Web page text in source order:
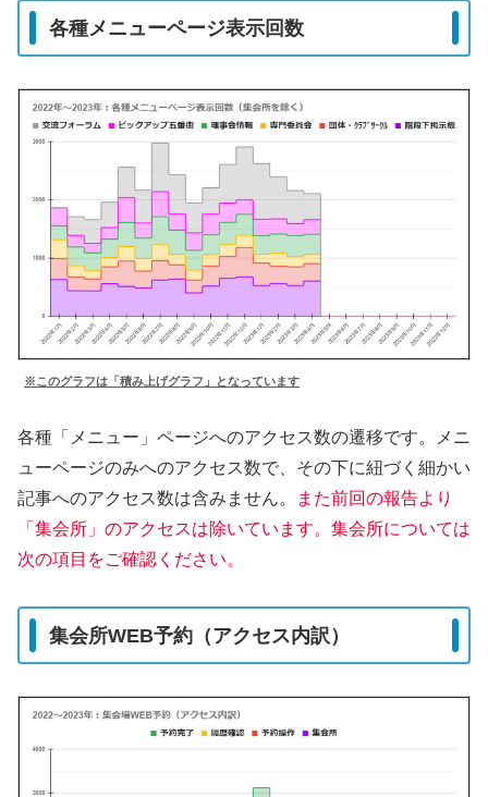
各種メニューページ表示回数
※このグラフは「積み上げグラフ」となっています
各種「メニュー」ページへのアクセス数の遷移です。メニ
ューページのみへのアクセス数で、その下に紐づく細かい
記事へのアクセス数は含みません。
また前回の報告より
「集会所」のアクセスは除いています。集会所については
次の項目をご確認ください。
集会所WEB予約（アクセス内訳）